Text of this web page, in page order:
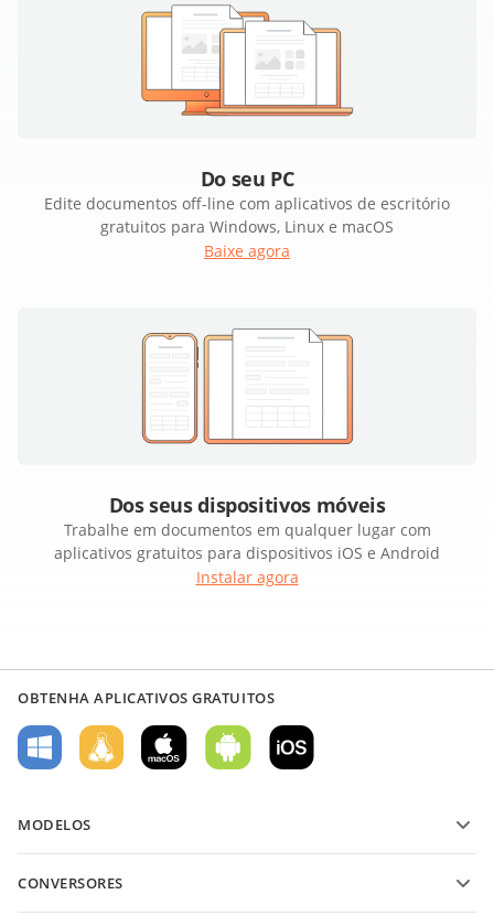
Do seu PC
Edite documentos off-line com aplicativos de escritório
gratuitos para Windows, Linux e macOS
Baixe agora
Dos seus dispositivos móveis
Trabalhe em documentos em qualquer lugar com
aplicativos gratuitos para dispositivos iOS e Android
Instalar agora
OBTENHA APLICATIVOS GRATUITOS
MODELOS
Modelos de documentos de texto
CONVERSORES